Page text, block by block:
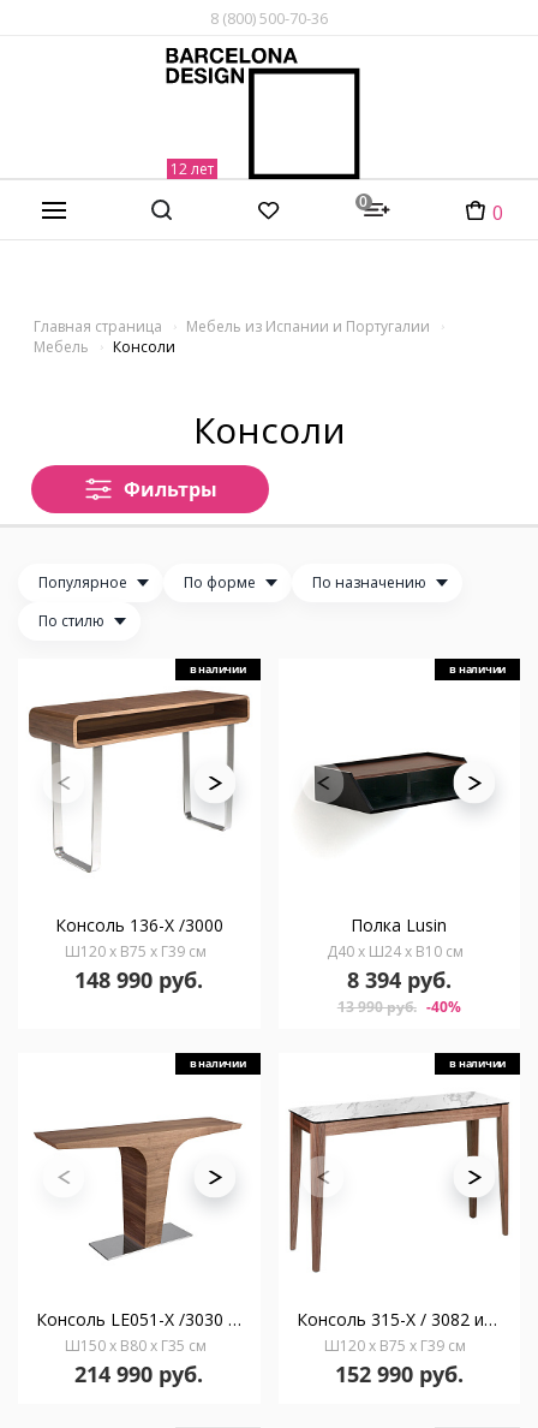
8 (800) 500-70-36
0 0
Главная страница
Мебель из Испании и Португалии
Мебель
Консоли
Консоли
Фильтры
Популярное По форме
По назначению
По стилю
в наличии
Консоль 136-X /3000
Ш120 x В75 x Г39 см
148 990 руб.
в наличии
Полка Lusin
Д40 x Ш24 x В10 см
8 394 руб.
13 990 руб. -40%
в наличии
Консоль LE051-X /3030 орех
Ш150 x В80 x Г35 см
214 990 руб.
в наличии
Консоль 315-X / 3082 из орехового дерева с керамической столешницей
Ш120 x В75 x Г39 см
152 990 руб.